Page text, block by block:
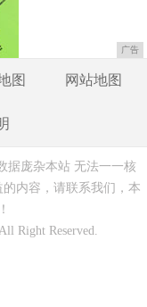
广告
图 网站地图
据庞杂本站 无法一一核
内容，请联系我们，本
Right Reserved.